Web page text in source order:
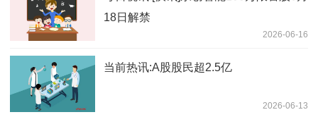
18日解禁
2026-06-16
当前热讯:A股股民超2.5亿
2026-06-13